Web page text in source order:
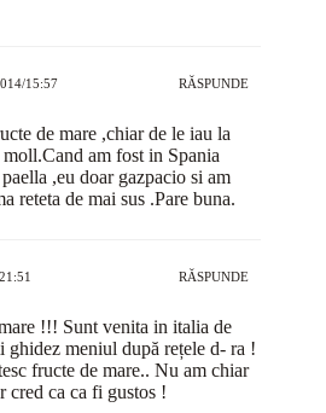
15:57 RĂSPUNDE
de mare ,chiar de le iau la
am fost in Spania
,eu doar gazpacio si am
reteta de mai sus .Pare buna.
RĂSPUNDE
!!! Sunt venita in italia de
ghidez meniul după rețele d- ra !
fructe de mare.. Nu am chiar
cred ca ca fi gustos !